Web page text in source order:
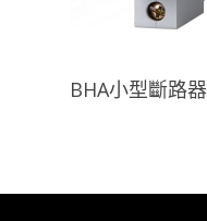
查看內容
BHA小型斷路器